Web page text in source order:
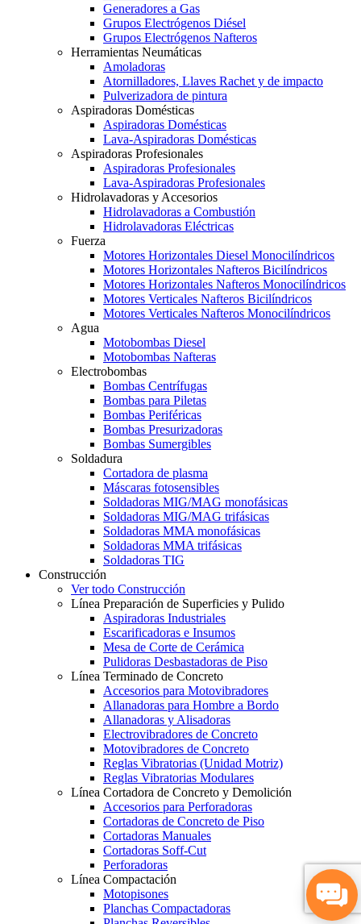
Generadores a Gas
Grupos Electrógenos Diésel
Grupos Electrógenos Nafteros
Herramientas Neumáticas
Amoladoras
Atornilladores, Llaves Rachet y de impacto
Pulverizadora de pintura
Aspiradoras Domésticas
Aspiradoras Domésticas
Lava-Aspiradoras Domésticas
Aspiradoras Profesionales
Aspiradoras Profesionales
Lava-Aspiradoras Profesionales
Hidrolavadoras y Accesorios
Hidrolavadoras a Combustión
Hidrolavadoras Eléctricas
Fuerza
Motores Horizontales Diesel Monocilíndricos
Motores Horizontales Nafteros Bicilíndricos
Motores Horizontales Nafteros Monocilíndricos
Motores Verticales Nafteros Bicilíndricos
Motores Verticales Nafteros Monocilíndricos
Agua
Motobombas Diesel
Motobombas Nafteras
Electrobombas
Bombas Centrífugas
Bombas para Piletas
Bombas Periféricas
Bombas Presurizadoras
Bombas Sumergibles
Soldadura
Cortadora de plasma
Máscaras fotosensibles
Soldadoras MIG/MAG monofásicas
Soldadoras MIG/MAG trifásicas
Soldadoras MMA monofásicas
Soldadoras MMA trifásicas
Soldadoras TIG
Construcción
Ver todo Construcción
Línea Preparación de Superficies y Pulido
Aspiradoras Industriales
Escarificadoras e Insumos
Mesa de Corte de Cerámica
Pulidoras Desbastadoras de Piso
Línea Terminado de Concreto
Accesorios para Motovibradores
Allanadoras para Hombre a Bordo
Allanadoras y Alisadoras
Electrovibradores de Concreto
Motovibradores de Concreto
Reglas Vibratorias (Unidad Motriz)
Reglas Vibratorias Modulares
Línea Cortadora de Concreto y Demolición
Accesorios para Perforadoras
Cortadoras de Concreto de Piso
Cortadoras Manuales
Cortadoras Soff-Cut
Perforadoras
Línea Compactación
Motopisones
Planchas Compactadoras